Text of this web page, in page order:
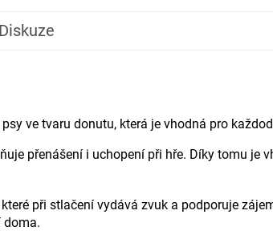
Diskuze
ve tvaru donutu, která je vhodná pro
přenášení i uchopení při hře. Díky tomu je
při stlačení vydává zvuk a podporuje
doma.